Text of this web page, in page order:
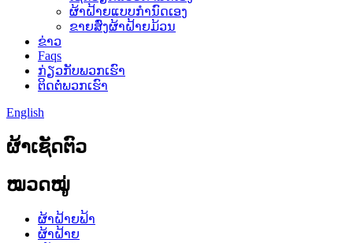
ຜ້າຝ້າຍແບບກຳນົດເອງ
ຂາຍສົ່ງຜ້າຝ້າຍມ້ວນ
ຂ່າວ
Faqs
ກ່ຽວກັບພວກເຮົາ
ຕິດຕໍ່ພວກເຮົາ
English
ຜ້າເຊັດຕົວ
ໝວດໝູ່
ຜ້າຝ້າຍຟ້າ
ຜ້າຝ້າຍ